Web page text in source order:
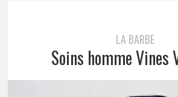
LA BARBE
Soins homme Vines